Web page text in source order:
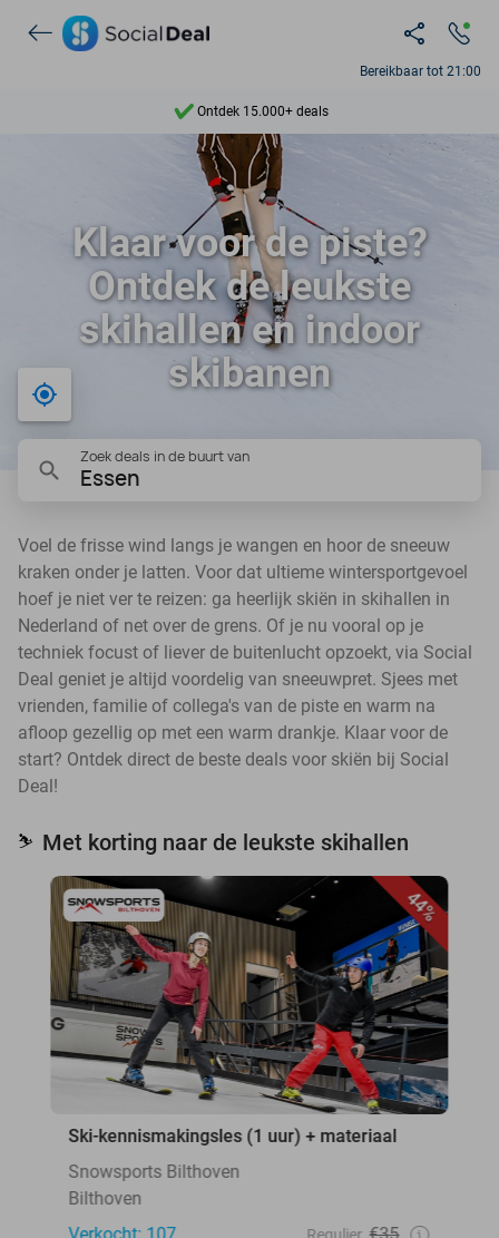
Bereikbaar tot 21:00
Ontdek 15.000+ deals
7 dagen per week beschikbaar
10+ miljoen leden
9,4
Ontdek 15.000+ deals
Klaar voor de piste?
Ontdek de leukste
skihallen en indoor
skibanen
Bij mij in de buurt
Zoek deals in de buurt van
Essen
Voel de frisse wind langs je wangen en hoor de sneeuw
kraken onder je latten. Voor dat ultieme wintersportgevoel
hoef je niet ver te reizen: ga heerlijk skiën in skihallen in
Nederland of net over de grens. Of je nu vooral op je
techniek focust of liever de buitenlucht opzoekt, via Social
Deal geniet je altijd voordelig van sneeuwpret. Sjees met
vrienden, familie of collega's van de piste en warm na
afloop gezellig op met een warm drankje. Klaar voor de
start? Ontdek direct de beste deals voor skiën bij Social
Deal!
⛷️ Met korting naar de leukste skihallen
44%
Ski-kennismakingsles (1 uur) + materiaal
Snowsports Bilthoven
Bilthoven